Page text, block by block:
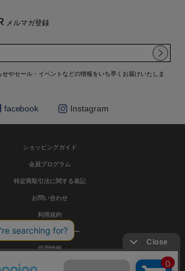
メルマガ登録
やセール・イベントなどの情報をいち早くお届けいたしま
facebook Instagram
ショッピングガイド
会員プログラム
特定商取引法に関する表記
お問い合わせ
利用規約
プライバシーポリシー
採用情報